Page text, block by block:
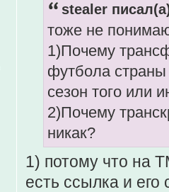
stealer
тоже не
1)Почему
футбола страны
сезон того или
2)Почему
никак?
1) потому что на
есть ссылка и его